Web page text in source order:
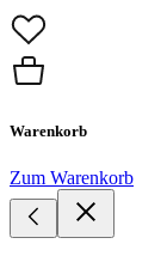
Warenkorb
Zum Warenkorb